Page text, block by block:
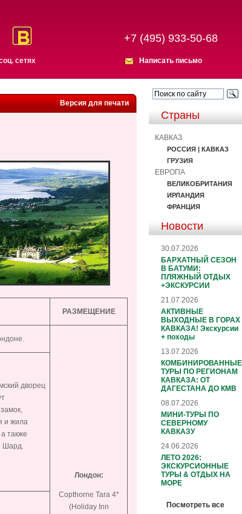
сетях
+7 (495) 933-50-68
Написать письмо
Версия для печати
РАЗМЕЩЕНИЕ
Лондон:
Copthorne Tara 4*
(Holiday Inn
дворец
и жила
также
Шард.
Страны
КАВКАЗ
РОССИЯ | КАВКАЗ
ГРУЗИЯ
ЕВРОПА
ВЕЛИКОБРИТАНИЯ
ИРЛАНДИЯ
ФРАНЦИЯ
Новости
30.07.2026
БАРХАТНЫЙ СЕЗОН
В БАТУМИ:
ПЛЯЖНЫЙ ОТДЫХ
+ЭКСКУРСИИ
21.07.2026
АКТИВНЫЕ
ВЫХОДНЫЕ В ГОРАХ
КАВКАЗА! Экскурсии
+ походы
13.07.2026
КОМБИНИРОВАННЫЕ
ТУРЫ ПО РЕГИОНАМ
КАВКАЗА: ОТ
ДАГЕСТАНА ДО КМВ
08.07.2026
МИНИ-ТУРЫ ПО
СЕВЕРНОМУ
КАВКАЗУ
24.06.2026
ЛЕТО 2026:
ЭКСКУРСИОННЫЕ
ТУРЫ & ОТДЫХ НА
МОРЕ
Посмотреть все